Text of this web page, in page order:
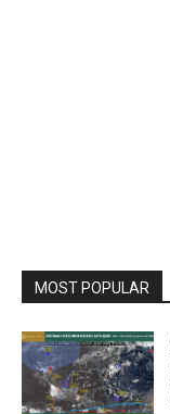
MOST POPULAR